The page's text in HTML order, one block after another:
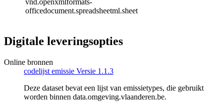
vnd.openxmlformats-
officedocument.spreadsheetml.sheet
Digitale leveringsopties
Online bronnen
codelijst emissie Versie 1.1.3
Deze dataset bevat een lijst van emissietypes, die gebruikt
worden binnen data.omgeving.vlaanderen.be.